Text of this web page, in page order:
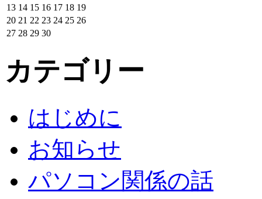
13 14 15 16 17 18 19
20 21 22 23 24 25 26
27 28 29 30
カテゴリー
はじめに
お知らせ
パソコン関係の話